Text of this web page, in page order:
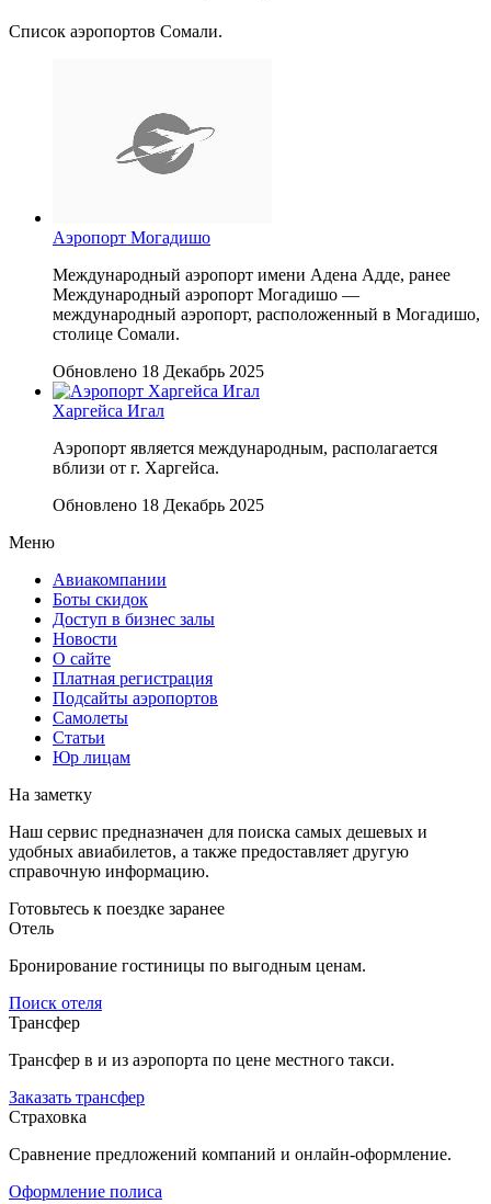
Список аэропортов Сомали.
Аэропорт Могадишо
Международный аэропорт имени Адена Адде, ранее
Международный аэропорт Могадишо —
международный аэропорт, расположенный в Могадишо,
столице Сомали.
Обновлено 18 Декабрь 2025
Харгейса Игал
Аэропорт является международным, располагается
вблизи от г. Харгейса.
Обновлено 18 Декабрь 2025
Меню
Авиакомпании
Боты скидок
Доступ в бизнес залы
Новости
О сайте
Платная регистрация
Подсайты аэропортов
Самолеты
Статьи
Юр лицам
На заметку
Наш сервис предназначен для поиска самых дешевых и
удобных авиабилетов, а также предоставляет другую
справочную информацию.
Готовьтесь к поездке заранее
Отель
Бронирование гостиницы по выгодным ценам.
Поиск отеля
Трансфер
Трансфер в и из аэропорта по цене местного такси.
Заказать трансфер
Страховка
Сравнение предложений компаний и онлайн-оформление.
Оформление полиса